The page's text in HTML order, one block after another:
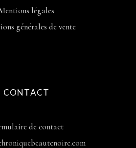
légales
générales de vente
CONTACT
de contact